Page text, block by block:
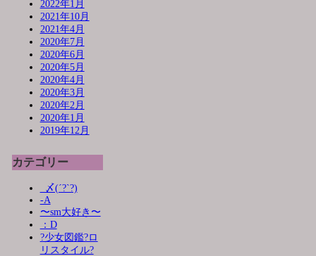
2022年1月
2021年10月
2021年4月
2020年7月
2020年6月
2020年5月
2020年4月
2020年3月
2020年2月
2020年1月
2019年12月
カテゴリー
_〆(´?`?)
-A
〜sm大好き〜
：D
?少女図鑑?ロ
リスタイル?